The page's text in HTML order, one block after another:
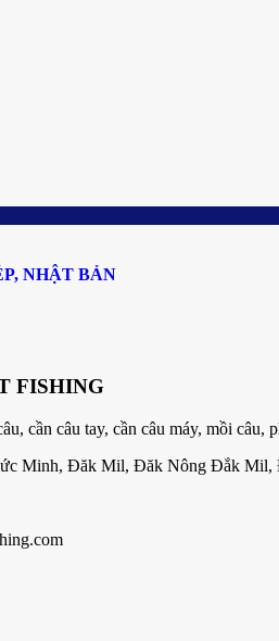
NHẬT BẢN
FISHING
cần câu tay, cần câu máy, mồi câu,
Minh, Đăk Mil, Đăk Nông Đắk Mil,